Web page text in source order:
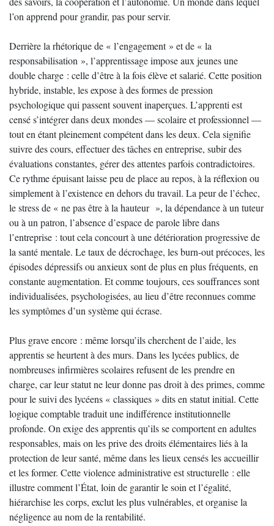
l’on apprend pour grandir, pas pour servir.
Derrière la rhétorique de « l’engagement » et de « la
responsabilisation », l’apprentissage impose aux jeunes une
double charge : celle d’être à la fois élève et salarié. Cette position
hybride, instable, les expose à des formes de pression
psychologique qui passent souvent inaperçues. L’apprenti est
censé s’intégrer dans deux mondes — scolaire et professionnel —
tout en étant pleinement compétent dans les deux. Cela signifie
suivre des cours, effectuer des tâches en entreprise, subir des
évaluations constantes, gérer des attentes parfois contradictoires.
Ce rythme épuisant laisse peu de place au repos, à la réflexion ou
simplement à l’existence en dehors du travail. La peur de l’échec,
le stress de « ne pas être à la hauteur », la dépendance à un tuteur
ou à un patron, l’absence d’espace de parole libre dans
l’entreprise : tout cela concourt à une détérioration progressive de
la santé mentale. Le taux de décrochage, les burn-out précoces, les
épisodes dépressifs ou anxieux sont de plus en plus fréquents, en
constante augmentation. Et comme toujours, ces souffrances sont
individualisées, psychologisées, au lieu d’être reconnues comme
les symptômes d’un système qui écrase.
Plus grave encore : même lorsqu’ils cherchent de l’aide, les
apprentis se heurtent à des murs. Dans les lycées publics, de
nombreuses infirmières scolaires refusent de les prendre en
charge, car leur statut ne leur donne pas droit à des primes, comme
pour le suivi des lycéens « classiques » dits en statut initial. Cette
logique comptable traduit une indifférence institutionnelle
profonde. On exige des apprentis qu’ils se comportent en adultes
responsables, mais on les prive des droits élémentaires liés à la
protection de leur santé, même dans les lieux censés les accueillir
et les former. Cette violence administrative est structurelle : elle
illustre comment l’État, loin de garantir le soin et l’égalité,
hiérarchise les corps, exclut les plus vulnérables, et organise la
négligence au nom de la rentabilité.